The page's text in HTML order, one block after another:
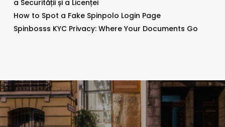
a Securității și a Licenței
How to Spot a Fake Spinpolo Login Page
Spinbosss KYC Privacy: Where Your Documents Go